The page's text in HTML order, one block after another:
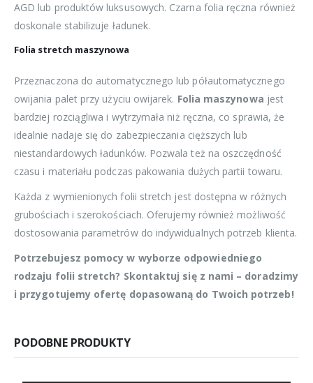
AGD lub produktów luksusowych. Czarna folia ręczna również
doskonale stabilizuje ładunek.
Folia stretch maszynowa
Przeznaczona do automatycznego lub półautomatycznego
owijania palet przy użyciu owijarek. Folia maszynowa jest
bardziej rozciągliwa i wytrzymała niż ręczna, co sprawia, że
idealnie nadaje się do zabezpieczania cięższych lub
niestandardowych ładunków. Pozwala też na oszczędność
czasu i materiału podczas pakowania dużych partii towaru.
Każda z wymienionych folii stretch jest dostępna w różnych
grubościach i szerokościach. Oferujemy również możliwość
dostosowania parametrów do indywidualnych potrzeb klienta.
Potrzebujesz pomocy w wyborze odpowiedniego
rodzaju folii stretch? Skontaktuj się z nami – doradzimy
i przygotujemy ofertę dopasowaną do Twoich potrzeb!
PODOBNE PRODUKTY